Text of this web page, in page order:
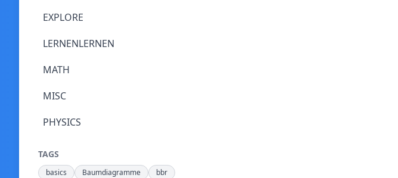
EXPLORE
LERNENLERNEN
MATH
MISC
PHYSICS
TAGS
basics Baumdiagramme
bbr